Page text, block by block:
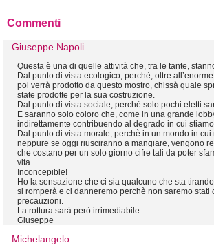
Commenti
Giuseppe Napoli
Questa è una di quelle attività che, tra le tante,
Dal punto di vista ecologico, perchè, oltre
poi verrà prodotto da questo mostro, chissà quale
state prodotte per la sua costruzione.
Dal punto di vista sociale, perchè solo pochi eletti
E saranno solo coloro che, come in una grande
indirettamente contribuendo al degrado in cui
Dal punto di vista morale, perchè in un mondo in
neppure se oggi riusciranno a mangiare, vengono
che costano per un solo giorno cifre tali da poter
vita.
Inconcepible!
Ho la sensazione che ci sia qualcuno che sta
si romperà e ci danneremo perchè non saremo
precauzioni.
La rottura sarà però irrimediabile.
Giuseppe
Michelangelo